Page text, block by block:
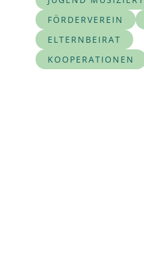
FÖRDERVEREIN
ELTERNBEIRAT
KOOPERATIONEN